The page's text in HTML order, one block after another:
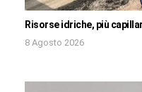
Risorse idriche, più
8 Agosto 2026